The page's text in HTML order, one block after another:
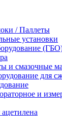
/ Паллеты
установки
и смазочные
для
и